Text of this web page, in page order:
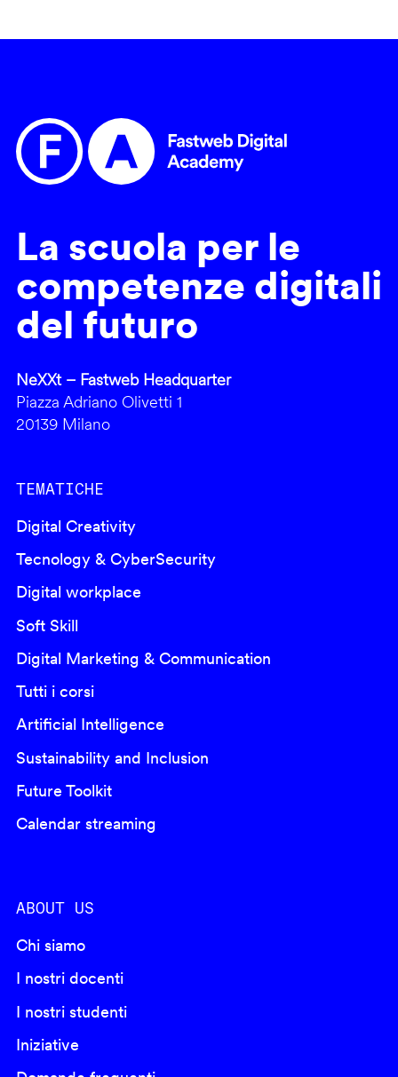
La scuola per le
competenze digitali
del futuro
NeXXt – Fastweb Headquarter
Piazza Adriano Olivetti 1
20139 Milano
TEMATICHE
Digital Creativity
Tecnology & CyberSecurity
Digital workplace
Soft Skill
Digital Marketing & Communication
Tutti i corsi
Artificial Intelligence
Sustainability and Inclusion
Future Toolkit
Calendar streaming
ABOUT US
Chi siamo
I nostri docenti
I nostri studenti
Iniziative